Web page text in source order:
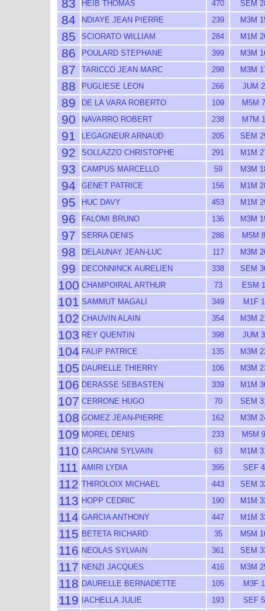
83 HEIB THOMAS 470 SEM
84 NDIAYE JEAN PIERRE 239 M3M
85 SCIORATO WILLIAM 284 M1M
86 POULARD STEPHANE 399 M3M
87 TARICCO JEAN MARC 298 M3M
88 PUGLIESE LEON 266 JUM 2
89 DE LA VARA ROBERTO 109 M5M 7
90 NAVARRO ROBERT 238 M7M 1
91 LEGAGNEUR ARNAUD 205 SEM
92 SOLLAZZO CHRISTOPHE 291 M1M
93 CAMPUS MARCELLO 59 M3M
94 GENET PATRICE 156 M1M
95 HUC DAVY 453 M1M
96 FALOMI BRUNO 136 M3M
97 SERRA DENIS 286 M5M 8
98 DELAUNAY JEAN-LUC 117 M3M
99 DECONNINCK AURELIEN 338 SEM
100 CHAMPOIRAL ARTHUR 73 ESM 1
101 SAMMUT MAGALI 349 M1F 1
102 CHAUVIN ALAIN 354 M3M
103 REY QUENTIN 398 JUM 3
104 FALIP PATRICE 135 M3M
105 DAURELLE THIERRY 106 M3M
106 DERASSE SEBASTEN 339 M1M
107 CERRONE HUGO 70 SEM
108 GOMEZ JEAN-PIERRE 162 M3M
109 MOREL DENIS 233 M5M 9
110 CARCIANI SYLVAIN 63 M1M
111 AMIRI LYDIA 395 SEF 4
112 THIROLOIX MICHAEL 443 SEM
113 HOPP CEDRIC 190 M1M
114 GARCIA ANTHONY 447 M1M
115 BETETA RICHARD 35 M5M
116 NEOLAS SYLVAIN 361 SEM
117 NENZI JACQUES 416 M3M
118 DAURELLE BERNADETTE 105 M3F 1
119 IACHELLA JULIE 193 SEF 5